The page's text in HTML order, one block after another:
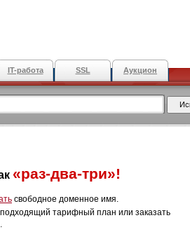
IT-работа SSL Аукцион
«раз-два-три»!
свободное доменное имя.
подходящий тарифный план или заказать